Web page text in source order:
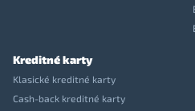
Kreditné karty
Klasické kreditné karty
Cash-back kreditné karty